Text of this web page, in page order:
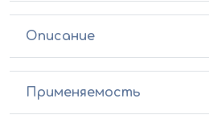
Описание
Применяемость